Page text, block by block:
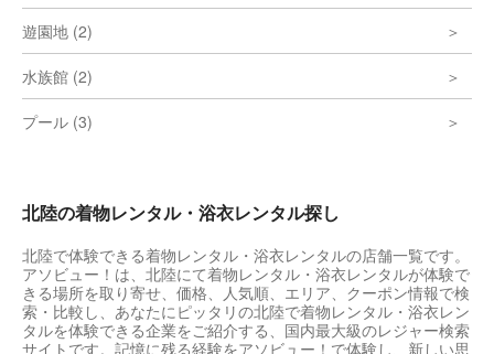
遊園地 (2)
水族館 (2)
プール (3)
北陸の着物レンタル・浴衣レンタル探し
北陸で体験できる着物レンタル・浴衣レンタルの店舗一覧です。
アソビュー！は、北陸にて着物レンタル・浴衣レンタルが体験で
きる場所を取り寄せ、価格、人気順、エリア、クーポン情報で検
索・比較し、あなたにピッタリの北陸で着物レンタル・浴衣レン
タルを体験できる企業をご紹介する、国内最大級のレジャー検索
サイトです。記憶に残る経験をアソビュー！で体験し、新しい思